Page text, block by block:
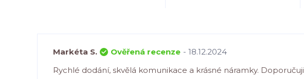
Markéta S. Ověřená recenze - 18.12.2024
Rychlé dodání, skvělá komunikace a krásné náramky. Doporučuji